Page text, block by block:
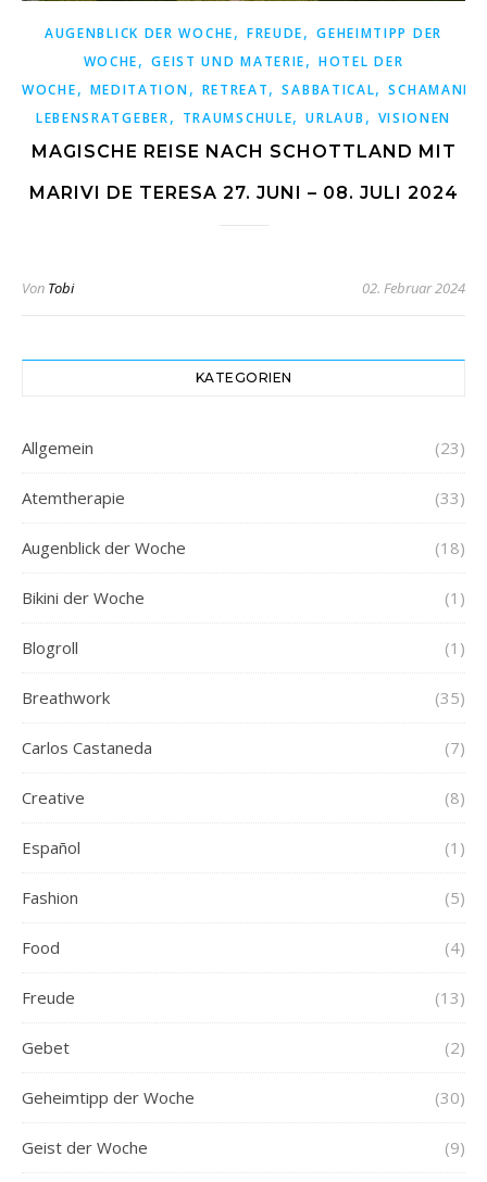
AUGENBLICK DER WOCHE, FREUDE,GEHEIMTIPP DER
WOCHE,GEIST UND MATERIE,HOTEL DER
WOCHE, MEDITATION, RETREAT,SABBATICAL,
LEBENSRATGEBER, TRAUMSCHULE,URLAUB , VISIONEN
MAGISCHE REISE NACH SCHOTTLAND MIT
MARIVI DE TERESA 27. JUNI – 08. JULI 2024
Von Tobi 02. Februar 2024
KATEGORIEN
Allgemein (23)
Atemtherapie (33)
Augenblick der Woche (18)
Bikini der Woche (1)
Blogroll (1)
Breathwork (35)
Carlos Castaneda (7)
Creative (8)
Español (1)
Fashion (5)
Food (4)
Freude (13)
Gebet (2)
Geheimtipp der Woche (30)
Geist der Woche (9)